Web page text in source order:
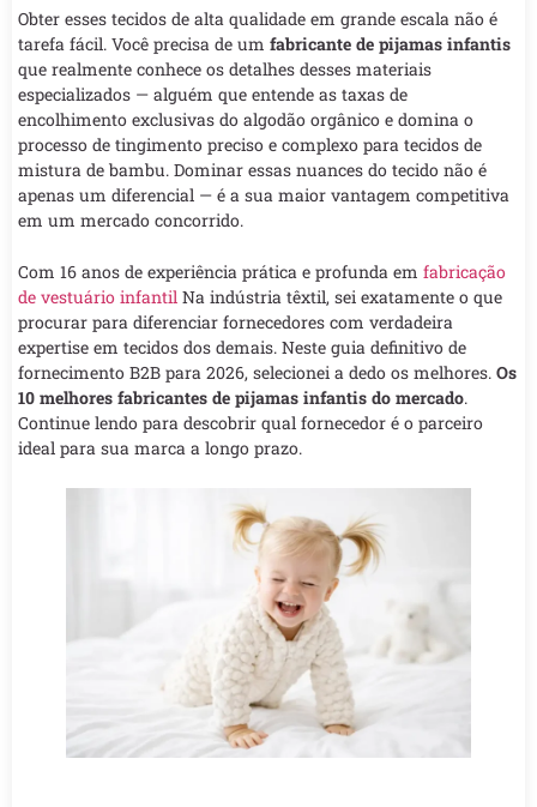
Obter esses tecidos de alta qualidade em grande escala não é
tarefa fácil. Você precisa de um fabricante de pijamas infantis
que realmente conhece os detalhes desses materiais
especializados — alguém que entende as taxas de
encolhimento exclusivas do algodão orgânico e domina o
processo de tingimento preciso e complexo para tecidos de
mistura de bambu. Dominar essas nuances do tecido não é
apenas um diferencial — é a sua maior vantagem competitiva
em um mercado concorrido.
Com 16 anos de experiência prática e profunda em fabricação
de vestuário infantil Na indústria têxtil, sei exatamente o que
procurar para diferenciar fornecedores com verdadeira
expertise em tecidos dos demais. Neste guia definitivo de
fornecimento B2B para 2026, selecionei a dedo os melhores. Os
10 melhores fabricantes de pijamas infantis do mercado.
Continue lendo para descobrir qual fornecedor é o parceiro
ideal para sua marca a longo prazo.